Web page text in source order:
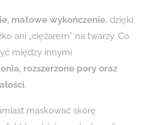
matowe wykończenie, dzięki
ani „ciężarem” na twarzy. Co
między innymi
rozszerzone pory oraz
.
maskować skórę